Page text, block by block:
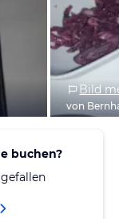
Bild
von
buchen?